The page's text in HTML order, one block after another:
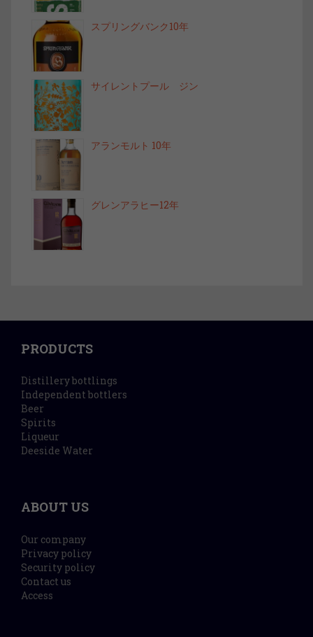
スプリングバンク10年
サイレントプール ジン
アランモルト 10年
グレンアラヒー12年
PRODUCTS
Distillery bottlings
Independent bottlers
Beer
Spirits
Liqueur
Deeside Water
ABOUT US
Our company
Privacy policy
Security policy
Contact us
Access